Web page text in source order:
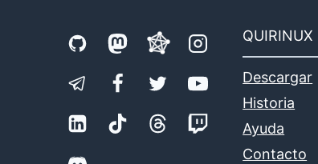
QUIRINUX
Descargar
Historia
Ayuda
Contacto